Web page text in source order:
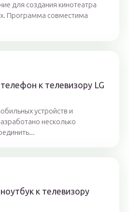
для создания кинотеатра
Программа совместима
к телевизору LG
устройств и
несколько
к телевизору